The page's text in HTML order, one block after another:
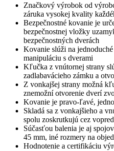
Značkový výrobok od
záruka vysokej kvality
Bezpečnostné kovanie je
bezpečnostnej vložky
bezpečnostných dverách
Kovanie slúži na
manipuláciu s dverami
Kľučka z vnútornej strany
zadlabavácieho zámku a
Z vonkajšej strany možná
znemožní otvorenie dverí
Kovanie je pravo-ľavé,
Skladá sa z vonkajšieho a
spolu zoskrutkujú cez
Súčasťou balenia je aj
45 mm, iné rozmery na
Hodnotenie a certifikáciu